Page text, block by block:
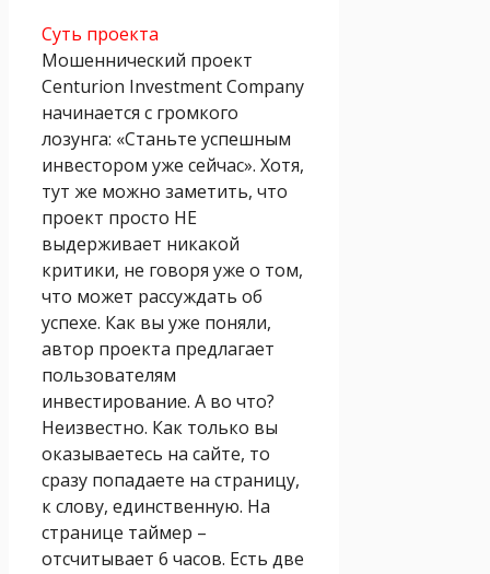
Суть проекта
Мошеннический проект
Centurion Investment Company
начинается с громкого
лозунга: «Станьте успешным
инвестором уже сейчас». Хотя,
тут же можно заметить, что
проект просто НЕ
выдерживает никакой
критики, не говоря уже о том,
что может рассуждать об
успехе. Как вы уже поняли,
автор проекта предлагает
пользователям
инвестирование. А во что?
Неизвестно. Как только вы
оказываетесь на сайте, то
сразу попадаете на страницу,
к слову, единственную. На
странице таймер –
отсчитывает 6 часов. Есть две